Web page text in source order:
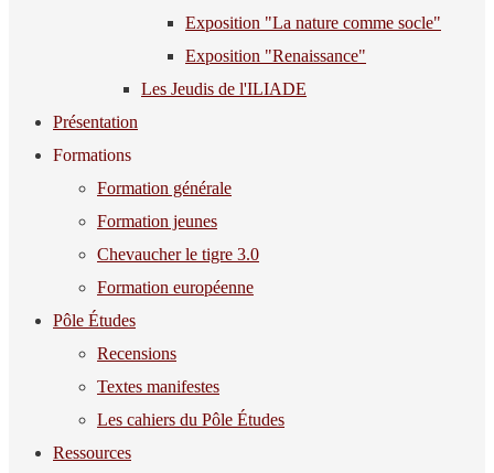
Exposition "La nature comme socle"
Exposition "Renaissance"
Les Jeudis de l'ILIADE
Présentation
Formations
Formation générale
Formation jeunes
Chevaucher le tigre 3.0
Formation européenne
Pôle Études
Recensions
Textes manifestes
Les cahiers du Pôle Études
Ressources